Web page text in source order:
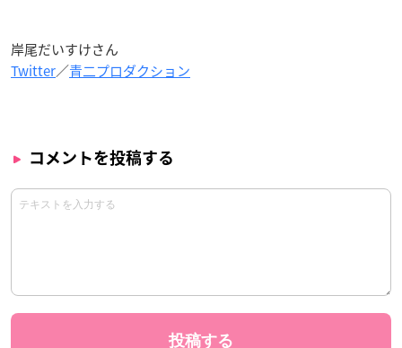
岸尾だいすけさん
Twitter／青二プロダクション
コメントを投稿する